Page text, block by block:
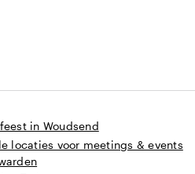
in Woudsend
locaties voor meetings & events